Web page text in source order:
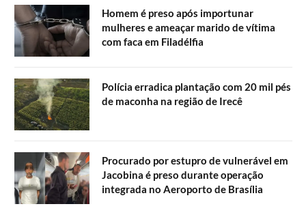
Homem é preso após importunar
mulheres e ameaçar marido de vítima
com faca em Filadélfia
Polícia erradica plantação com 20 mil pés
de maconha na região de Irecê
Procurado por estupro de vulnerável em
Jacobina é preso durante operação
integrada no Aeroporto de Brasília